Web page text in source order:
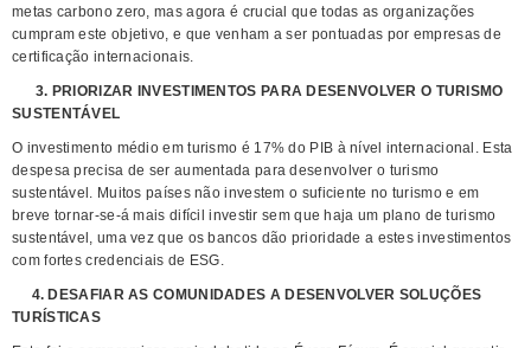
metas carbono zero, mas agora é crucial que todas as organizações
cumpram este objetivo, e que venham a ser pontuadas por empresas de
certificação internacionais.
3. PRIORIZAR INVESTIMENTOS PARA DESENVOLVER O TURISMO
SUSTENTÁVEL
O investimento médio em turismo é 17% do PIB à nível internacional. Esta
despesa precisa de ser aumentada para desenvolver o turismo
sustentável. Muitos países não investem o suficiente no turismo e em
breve tornar-se-á mais difícil investir sem que haja um plano de turismo
sustentável, uma vez que os bancos dão prioridade a estes investimentos
com fortes credenciais de ESG.
4. DESAFIAR AS COMUNIDADES A DESENVOLVER SOLUÇÕES
TURÍSTICAS